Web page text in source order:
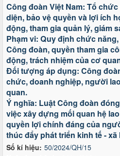
Số kí hiệu: 50/2024/QH/15
Công đoàn Việt Nam: Tổ
diện, bảo vệ quyền và lợi ích
động, tham gia quản lý, giám
Phạm vi: Quy định chức
Công đoàn, quyền tham gia
động, trách nhiệm của cơ
Đối tượng áp dụng: Công
chức, doanh nghiệp, người
quan.
Ý nghĩa: Luật Công đoàn
việc xây dựng mối quan hệ
quyền lợi chính đáng của
thúc đẩy phát triển kinh tế -